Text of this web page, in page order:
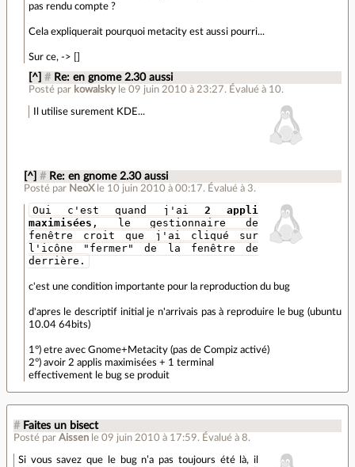
pas rendu compte ?
Cela expliquerait pourquoi metacity est aussi pourri...
Sur ce, -> []
[^] # Re: en gnome 2.30 aussi
Posté par kowalsky le 09 juin 2010 à 23:27. Évalué à 10.
Il utilise surement KDE...
[^] # Re: en gnome 2.30 aussi
Posté par NeoX le 10 juin 2010 à 00:17.Évalué à 3.
Oui c'est quand j'ai 2 appli
maximisées , le gestionnaire de
fenêtre croit que j'ai cliqué sur
l'icône "fermer" de la fenêtre de
derrière.
c'est une condition importante pour la reproduction du bug
d'apres le descriptif initial je n'arrivais pas à reproduire le bug (ubuntu
10.04 64bits)
1°) etre avec Gnome+Metacity (pas de Compiz activé)
2°) avoir 2 applis maximisées + 1 terminal
effectivement le bug se produit
# Faites un bisect
Posté par Aissen le 09 juin 2010 à 17:59. Évalué à 8.
Si vous savez que le bug n’a pas toujours été là, il